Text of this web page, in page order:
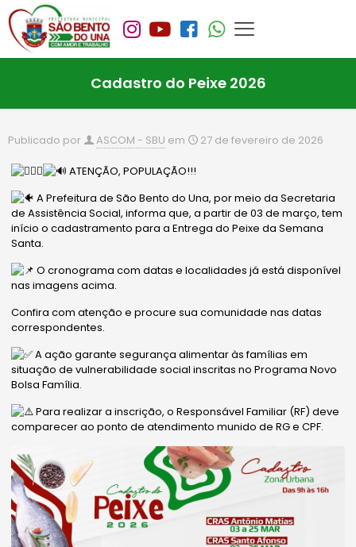
Cadastro do Peixe 2026
Publicado por ASCOM - SBU em 27 de fevereiro de 2026
ATENÇÃO, POPULAÇÃO!!!
A Prefeitura de São Bento do Una, por meio da Secretaria
de Assistência Social, informa que, a partir de 03 de março, tem
início o cadastramento para a Entrega do Peixe da Semana
Santa.
O cronograma com datas e localidades já está disponível
nas imagens acima.
Confira com atenção e procure sua comunidade nas datas
correspondentes.
A ação garante segurança alimentar às famílias em
situação de vulnerabilidade social inscritas no Programa Novo
Bolsa Família.
Para realizar a inscrição, o Responsável Familiar (RF) deve
comparecer ao ponto de atendimento munido de RG e CPF.